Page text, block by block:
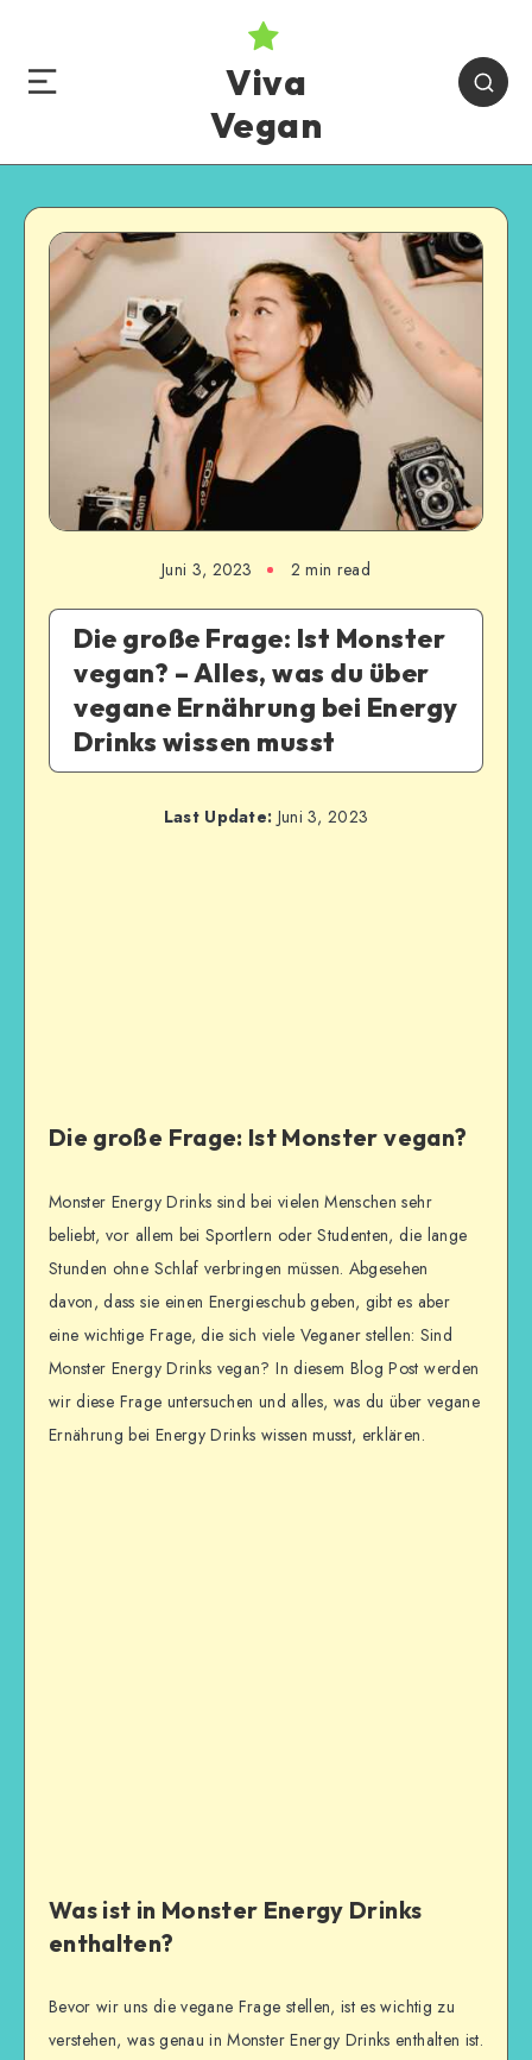
Viva
Vegan
Juni 3, 2023 2 min read
Die große Frage: Ist Monster
vegan? – Alles, was du über
vegane Ernährung bei Energy
Drinks wissen musst
Last Update: Juni 3, 2023
Die große Frage: Ist Monster vegan?
Monster Energy Drinks sind bei vielen Menschen sehr
beliebt, vor allem bei Sportlern oder Studenten, die lange
Stunden ohne Schlaf verbringen müssen. Abgesehen
davon, dass sie einen Energieschub geben, gibt es aber
eine wichtige Frage, die sich viele Veganer stellen: Sind
Monster Energy Drinks vegan? In diesem Blog Post werden
wir diese Frage untersuchen und alles, was du über vegane
Ernährung bei Energy Drinks wissen musst, erklären.
Was ist in Monster Energy Drinks
enthalten?
Bevor wir uns die vegane Frage stellen, ist es wichtig zu
verstehen, was genau in Monster Energy Drinks enthalten ist.